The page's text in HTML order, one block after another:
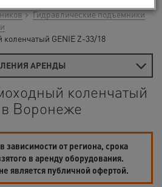
Гидравлические подъемники
GENIE Z-33/18
АРЕНДЫ
коленчатый
Воронеже
зависимости от региона, срока
в аренду оборудования.
является публичной офертой.